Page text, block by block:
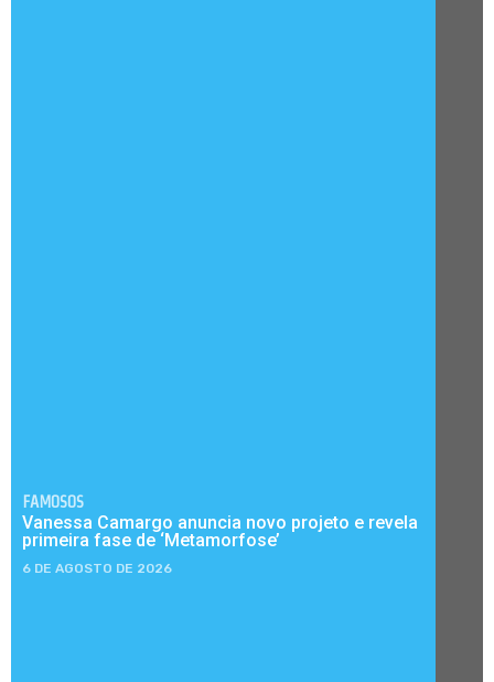
FAMOSOS
Vanessa Camargo anuncia novo projeto e revela
primeira fase de ‘Metamorfose’
6 DE AGOSTO DE 2026